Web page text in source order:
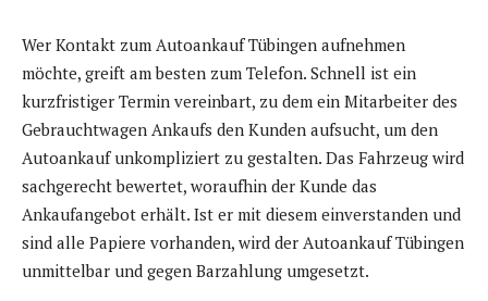
Wer Kontakt zum Autoankauf Tübingen aufnehmen
möchte, greift am besten zum Telefon. Schnell ist ein
kurzfristiger Termin vereinbart, zu dem ein Mitarbeiter des
Gebrauchtwagen Ankaufs den Kunden aufsucht, um den
Autoankauf unkompliziert zu gestalten. Das Fahrzeug wird
sachgerecht bewertet, woraufhin der Kunde das
Ankaufangebot erhält. Ist er mit diesem einverstanden und
sind alle Papiere vorhanden, wird der Autoankauf Tübingen
unmittelbar und gegen Barzahlung umgesetzt.